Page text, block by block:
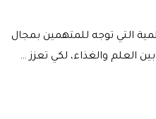
التي توجه للمتهمين بمجال
العلم والغذاء، لكي تعزز …